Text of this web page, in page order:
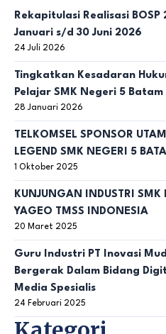
Rekapitulasi Realisasi BOSP
Januari s/d 30 Juni 2026
24 Juli 2026
Tingkatkan Kesadaran
Pelajar SMK Negeri 5 Batam
28 Januari 2026
TELKOMSEL SPONSOR
LEGEND SMK NEGERI 5
1 Oktober 2025
KUNJUNGAN INDUSTRI SMK
YAGEO TMSS INDONESIA
20 Maret 2025
Guru Industri PT Inovasi
Bergerak Dalam Bidang
Media Spesialis
24 Februari 2025